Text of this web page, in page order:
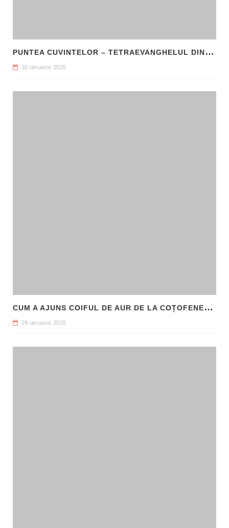
P
UNTEA CUVINTELOR – TETRAEVANGHELUL DIN 1561 ȘI NAȘTEREA LIMBII ROMÂNE LITERARE
30 ianuarie 2025
C
UM A AJUNS COIFUL DE AUR DE LA COȚOFENEȘTI ÎN PATRIMONIUL NAȚIONAL
29 ianuarie 2025